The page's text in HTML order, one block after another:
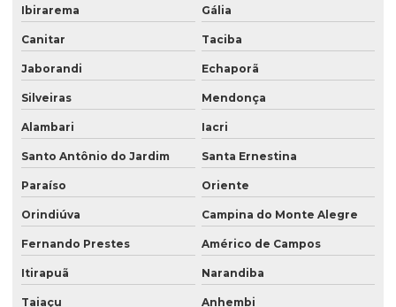
Ibirarema Gália
Canitar Taciba
Jaborandi Echaporã
Silveiras Mendonça
Alambari Iacri
Santo Antônio do Jardim Santa Ernestina
Paraíso Oriente
Orindiúva Campina do Monte Alegre
Fernando Prestes Américo de Campos
Itirapuã Narandiba
Taiaçu Anhembi